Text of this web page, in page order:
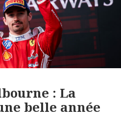
: La
belle année